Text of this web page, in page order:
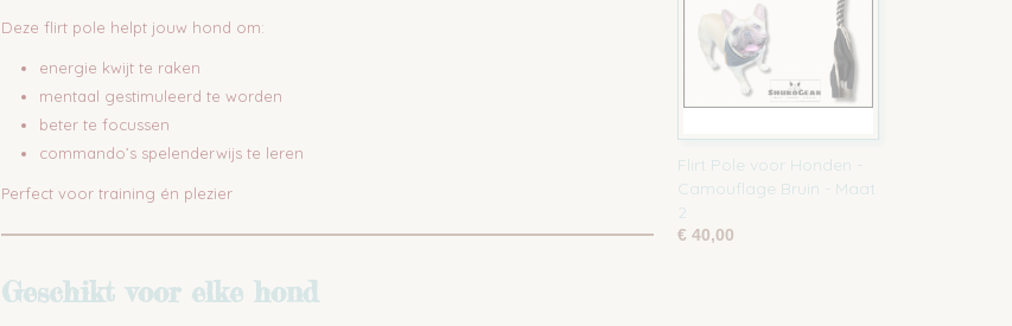
Deze flirt pole helpt jouw hond om:
energie kwijt te raken
mentaal gestimuleerd te worden
beter te focussen
commando’s spelenderwijs te leren
Perfect voor training én plezier
Geschikt voor elke hond
Flirt Pole voor Honden -
Camouflage Bruin - Maat
2
€ 40,00